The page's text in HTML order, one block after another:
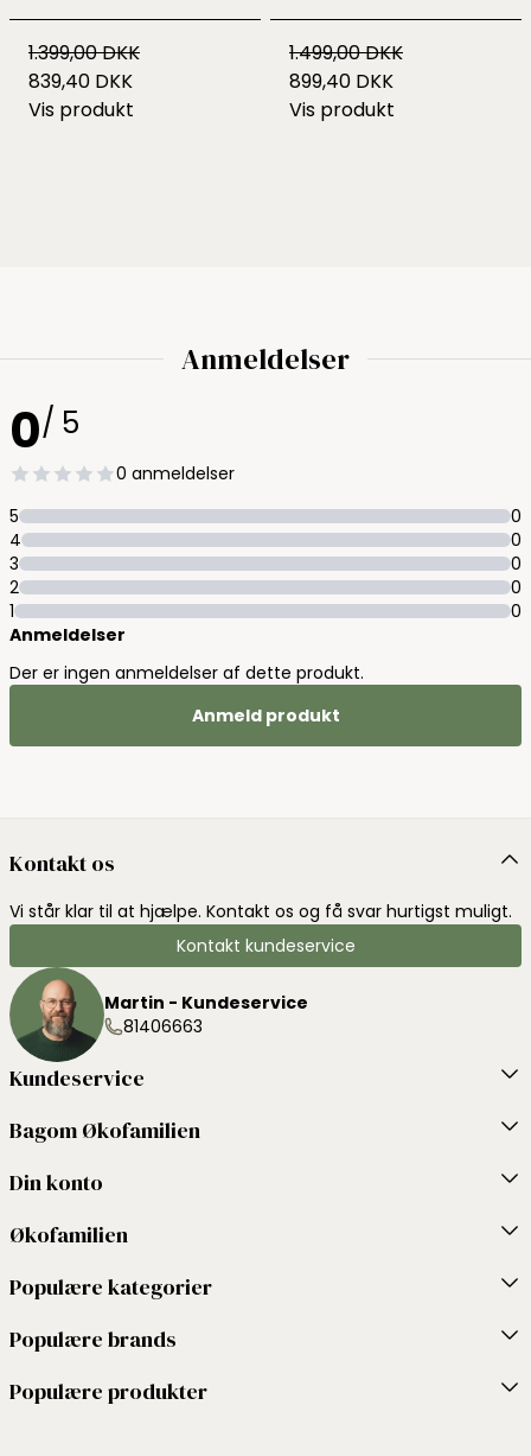
1.399,00 DKK
839,40 DKK
Vis produkt
1.499,00 DKK
899,40 DKK
Vis produkt
Anmeldelser
0/ 5
0 anmeldelser
5
0
4
0
3
0
2
0
1
0
Anmeldelser
Der er ingen anmeldelser af dette produkt.
Anmeld produkt
Kontakt os
Vi står klar til at hjælpe. Kontakt os og få svar hurtigst muligt.
Kontakt kundeservice
Martin - Kundeservice
81406663
Kundeservice
Bagom Økofamilien
Din konto
Økofamilien
Populære kategorier
Populære brands
Populære produkter